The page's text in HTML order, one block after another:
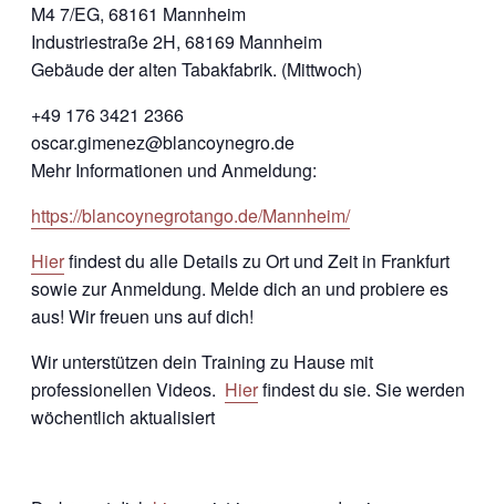
M4 7/EG, 68161 Mannheim
Industriestraße 2H, 68169 Mannheim
Gebäude der alten Tabakfabrik. (Mittwoch)
+49 176 3421 2366
oscar.gimenez@blancoynegro.de
Mehr Informationen und Anmeldung:
https://blancoynegrotango.de/Mannheim/
Hierfindest du alle Details zu Ort und Zeit in Frankfurt
sowie zur Anmeldung. Melde dich an und probiere es
aus! Wir freuen uns auf dich!
Wir unterstützen dein Training zu Hause mit
professionellen Videos. Hierfindest du sie. Sie werden
wöchentlich aktualisiert